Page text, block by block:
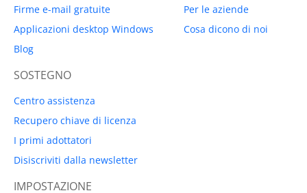
Firme e-mail gratuite
Applicazioni desktop Windows
Blog
Per le aziende
Cosa dicono di noi
SOSTEGNO
Centro assistenza
Recupero chiave di licenza
I primi adottatori
Disiscriviti dalla newsletter
IMPOSTAZIONE